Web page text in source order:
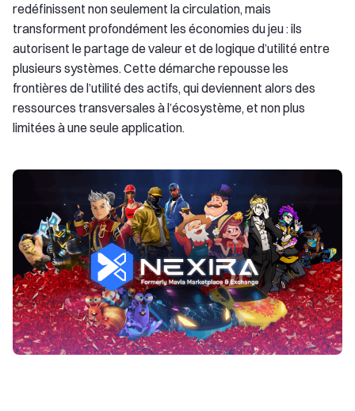
redéfinissent non seulement la circulation, mais
transforment profondément les économies du jeu : ils
autorisent le partage de valeur et de logique d’utilité entre
plusieurs systèmes. Cette démarche repousse les
frontières de l’utilité des actifs, qui deviennent alors des
ressources transversales à l’écosystème, et non plus
limitées à une seule application.